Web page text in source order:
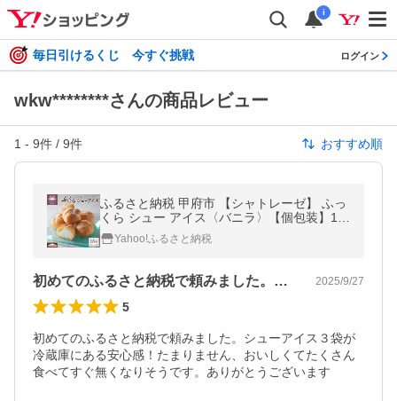
i
毎日引けるくじ 今すぐ挑戦 ログイン
wkw********さんの商品レビュー
1 - 9件 / 9件 おすすめ順
ふるさと納税 甲府市 【シャトレーゼ】 ふっ
くら シュー アイス〈バニラ〉【個包装】18
個入Yahoo!ふるさと納税
初めてのふるさと納税で頼みました。シュ… 2025/9/27
5
初めてのふるさと納税で頼みました。シューアイス３袋が
冷蔵庫にある安心感！たまりません、おいしくてたくさん
食べてすぐ無くなりそうです。ありがとうございます